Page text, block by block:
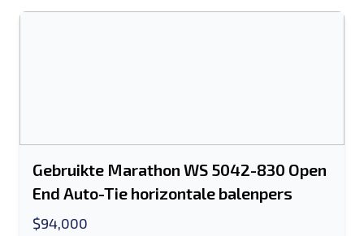
Gebruikte Marathon WS 5042-830 Open
End Auto-Tie horizontale balenpers
$94,000